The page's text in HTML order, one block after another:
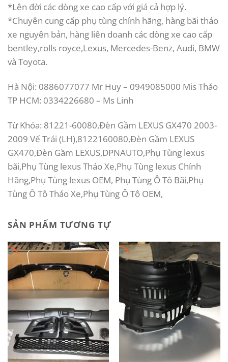
*Lên đời các dòng xe cao cấp với giá cả hợp lý.
*Chuyên cung cấp phụ tùng chính hãng, hàng bãi tháo
xe nguyên bản, hàng liên doanh các dòng xe cao cấp
bentley,rolls royce,Lexus, Mercedes-Benz, Audi, BMW
và Toyota.
Hà Nội: 0886077077 Mr Huy – 0949085000 Mis Thảo
TP HCM: 0334226680 – Ms Linh
Từ Khóa: 81221-60080,Đèn Gầm LEXUS GX470 2003-
2009 Vế Trái (LH),8122160080,Đèn Gầm LEXUS
GX470,Đèn Gầm LEXUS,DPNAUTO,Phụ Tùng lexus
bãi,Phụ Tùng lexus Tháo Xe,Phụ Tùng lexus Chính
Hãng,Phụ Tùng lexus OEM, Phụ Tùng Ô Tô Bãi,Phụ
Tùng Ô Tô Tháo Xe,Phụ Tùng Ô Tô OEM,
SẢN PHẨM TƯƠNG TỰ